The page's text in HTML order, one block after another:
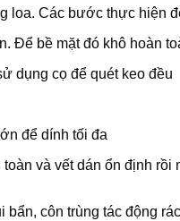
loa. Các bước thực hiện
Để bề mặt đó khô hoàn
dụng cọ để quét keo đều
để dính tối đa
và vết dán ổn định
côn trùng tác động